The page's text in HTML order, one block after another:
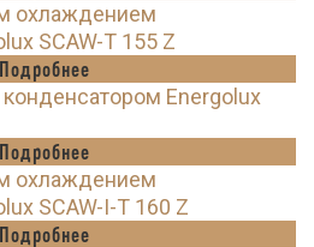
охлаждением
SCAW-T 155 Z
Подробнее
Energolux
Подробнее
охлаждением
SCAW-I-T 160 Z
Подробнее